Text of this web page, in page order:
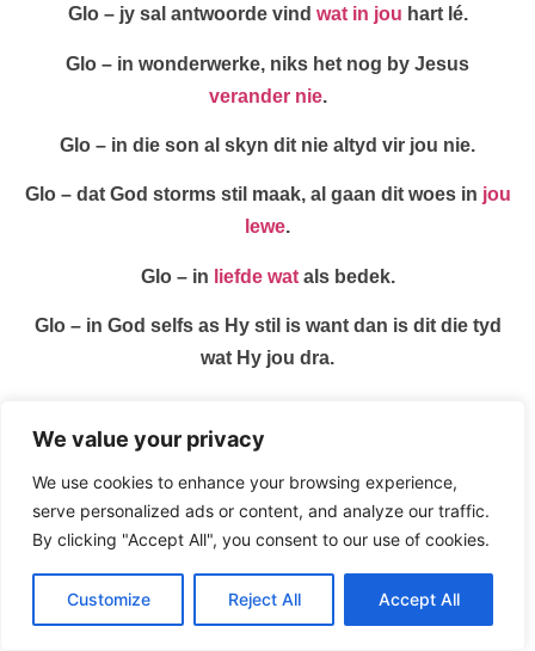
We value your privacy
We use cookies to enhance your browsing experience,
serve personalized ads or content, and analyze our traffic.
By clicking "Accept All", you consent to our use of cookies.
Customize Reject All Accept All
Glo – jy sal antwoorde vind wat in jou hart lé.
Glo – in wonderwerke, niks het nog by Jesus
verander nie.
Glo – in die son al skyn dit nie altyd vir jou nie.
Glo – dat God storms stil maak, al gaan dit woes in jou
lewe.
Glo – in liefde watals bedek.
Glo – in God selfs as Hy stil is want dan is dit die tyd
wat Hy jou dra.
Glo – want jy weet die Heer
Beeld Klank en Video Preke
All rights reserved